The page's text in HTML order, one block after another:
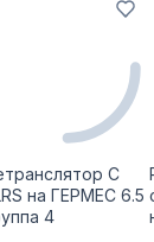
С
на ГЕРМЕС 6.5
4